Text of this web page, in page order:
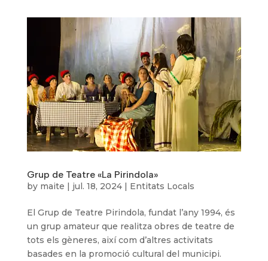
Grup de Teatre «La Pirindola»
by maite | jul. 18, 2024| Entitats Locals
El Grup de Teatre Pirindola, fundat l’any 1994, és
un grup amateur que realitza obres de teatre de
tots els gèneres, així com d’altres activitats
basades en la promoció cultural del municipi.